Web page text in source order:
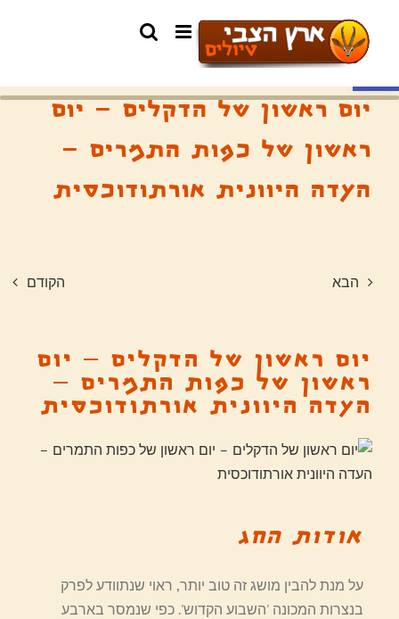
פתח סרגל נגישות
יום ראשון של הדקלים – יום
ראשון של כפות התמרים –
העדה היוונית אורתודוכסית
הקודם הבא
יום ראשון של הדקלים – יום
ראשון של כפות התמרים –
העדה היוונית אורתודוכסית
אודות החג
על מנת להבין מושג זה טוב יותר, ראוי שנתוודע לפרק
בנצרות המכונה 'השבוע הקדוש'. כפי שנמסר בארבע